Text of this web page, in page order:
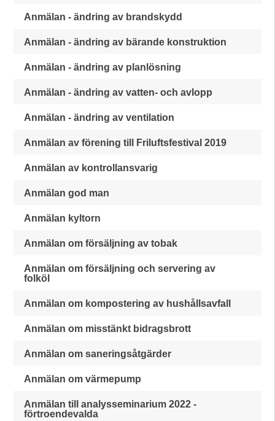
Anmälan - ändring av brandskydd
Anmälan - ändring av bärande konstruktion
Anmälan - ändring av planlösning
Anmälan - ändring av vatten- och avlopp
Anmälan - ändring av ventilation
Anmälan av förening till Friluftsfestival 2019
Anmälan av kontrollansvarig
Anmälan god man
Anmälan kyltorn
Anmälan om försäljning av tobak
Anmälan om försäljning och servering av
folköl
Anmälan om kompostering av hushållsavfall
Anmälan om misstänkt bidragsbrott
Anmälan om saneringsåtgärder
Anmälan om värmepump
Anmälan till analysseminarium 2022 -
förtroendevalda